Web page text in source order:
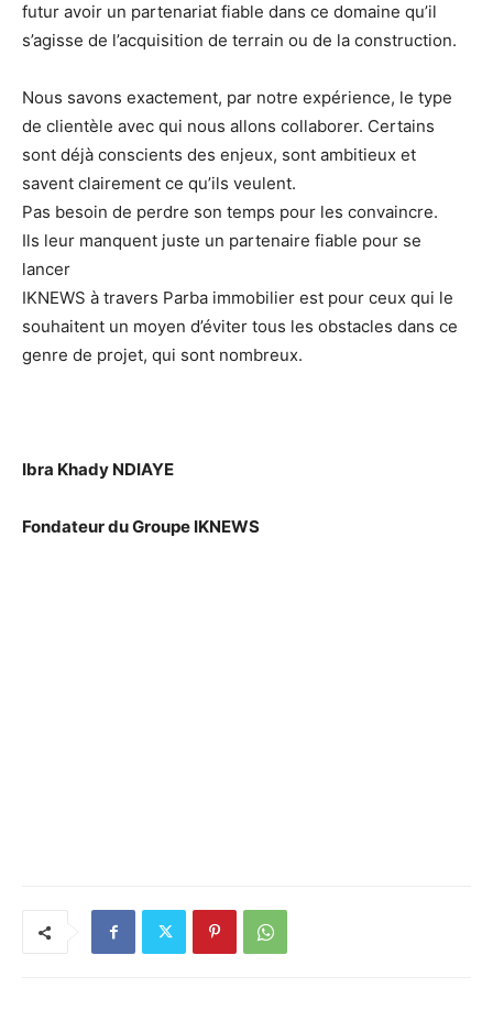
futur avoir un partenariat fiable dans ce domaine qu’il
s’agisse de l’acquisition de terrain ou de la construction.
Nous savons exactement, par notre expérience, le type
de clientèle avec qui nous allons collaborer. Certains
sont déjà conscients des enjeux, sont ambitieux et
savent clairement ce qu’ils veulent.
Pas besoin de perdre son temps pour les convaincre.
Ils leur manquent juste un partenaire fiable pour se
lancer
IKNEWS à travers Parba immobilier est pour ceux qui le
souhaitent un moyen d’éviter tous les obstacles dans ce
genre de projet, qui sont nombreux.
Ibra Khady NDIAYE
Fondateur du Groupe IKNEWS